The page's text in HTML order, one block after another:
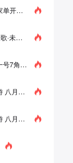
【欢迎来到全网独家单开中变版本】01
.全新梦幻中变·---长歌·未央大改版 君羊
碎片时间放置游戏一号7角色，12门派
全新版本的梦幻西游 八月新区 已经开放 福
全新版本的梦幻西游 八月新区 已经开放 福